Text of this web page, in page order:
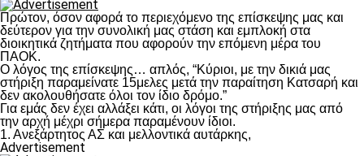
Πρώτον, όσον αφορά το περιεχόμενο της επίσκεψης μας και
δεύτερον για την συνολική μας στάση και εμπλοκή στα
διοικητικά ζητήματα που αφορούν την επόμενη μέρα του
ΠΑΟΚ.
Ο λόγος της επίσκεψης… απλός, “Κύριοι, με την δικιά μας
στήριξη παραμείνατε 15μελες μετά την παραίτηση Κατσαρή και
δεν ακολουθήσατε όλοι τον ίδιο δρόμο.”
Για εμάς δεν έχει αλλάξει κάτι, οι λόγοι της στήριξης μας από
την αρχή μέχρι σήμερα παραμένουν ίδιοι.
1. Ανεξάρτητος ΑΣ και μελλοντικά αυτάρκης,
Advertisement